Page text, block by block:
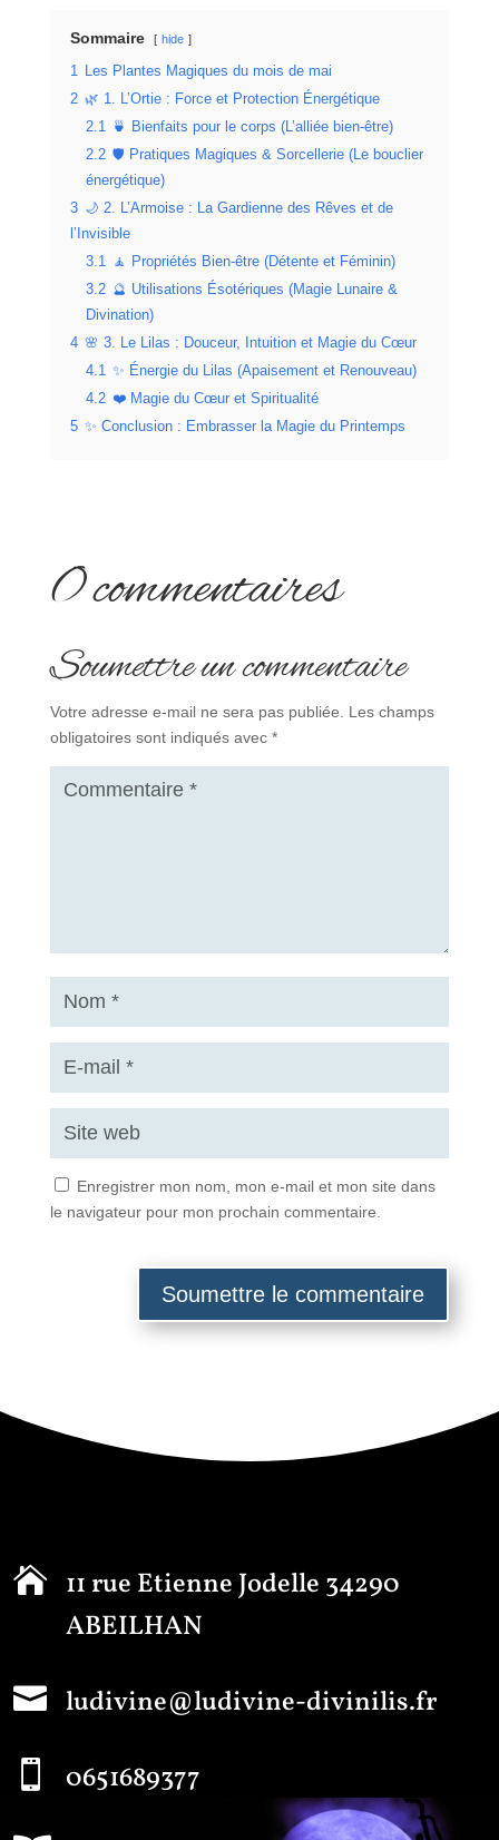
Sommaire hide
1 Les Plantes Magiques du mois de mai
2 🌿 1. L’Ortie : Force et Protection Énergétique
2.1 🍵 Bienfaits pour le corps (L’alliée bien-être)
2.2 🛡️ Pratiques Magiques & Sorcellerie (Le bouclier
énergétique)
3 🌙 2. L’Armoise : La Gardienne des Rêves et de
l’Invisible
3.1 🧘 Propriétés Bien-être (Détente et Féminin)
3.2 🔮 Utilisations Ésotériques (Magie Lunaire &
Divination)
4 🌸 3. Le Lilas : Douceur, Intuition et Magie du Cœur
4.1 ✨ Énergie du Lilas (Apaisement et Renouveau)
4.2 ❤️ Magie du Cœur et Spiritualité
5 ✨ Conclusion : Embrasser la Magie du Printemps
0 commentaires
Soumettre un commentaire
Votre adresse e-mail ne sera pas publiée.
Les champs
obligatoires sont indiqués avec *
Enregistrer mon nom, mon e-mail et mon site dans
le navigateur pour mon prochain commentaire.
Soumettre le commentaire

11 rue Etienne Jodelle 34290
ABEILHAN
 ludivine@ludivine-divinilis.fr
 0651689377